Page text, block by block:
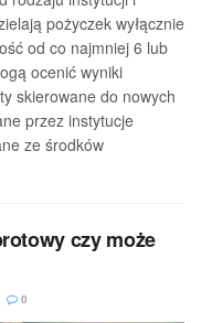
pożyczek wyłącznie
od co najmniej 6 lub
ocenić wyniki
skierowane do nowych
przez instytucje
ze środków
czy może
0